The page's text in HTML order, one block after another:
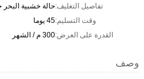
تفاصيل التغليف:حالة خشبية البحر
وقت التسليم:45 يوما
القدرة على العرض:300 م / الشهر
وصف